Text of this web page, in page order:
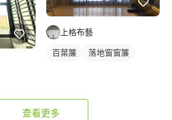
上格布藝
百葉簾 落地窗窗簾
查看更多